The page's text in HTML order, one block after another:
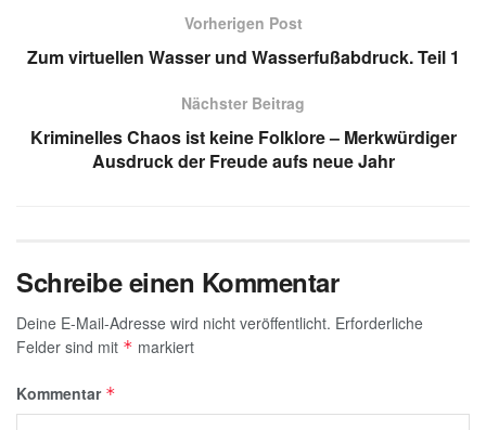
o
k
Vorherigen Post
Zum virtuellen Wasser und Wasserfußabdruck. Teil 1
Nächster Beitrag
Kriminelles Chaos ist keine Folklore – Merkwürdiger
Ausdruck der Freude aufs neue Jahr
Schreibe einen Kommentar
Deine E-Mail-Adresse wird nicht veröffentlicht. Erforderliche
Felder sind mit * markiert
Kommentar *